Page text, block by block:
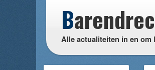
B
Alle actualiteiten in en om